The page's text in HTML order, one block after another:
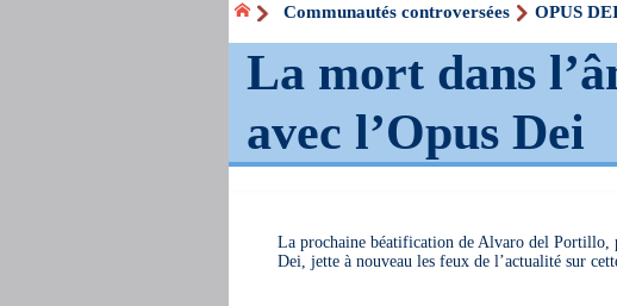
Communautés controversées OPUS
La mort dans
avec l’Opus Dei
La prochaine béatification de Alvaro del Portillo,
Dei, jette à nouveau les feux de l’actualité sur